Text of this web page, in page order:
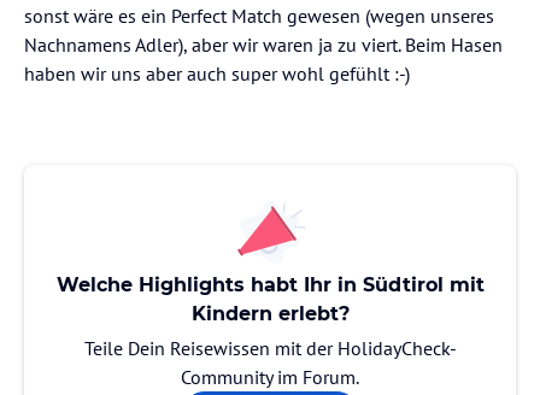
sonst wäre es ein Perfect Match gewesen (wegen unseres
Nachnamens Adler), aber wir waren ja zu viert. Beim Hasen
haben wir uns aber auch super wohl gefühlt :-)
Welche Highlights habt Ihr in Südtirol mit
Kindern erlebt?
Teile Dein Reisewissen mit der HolidayCheck-
Community im Forum.